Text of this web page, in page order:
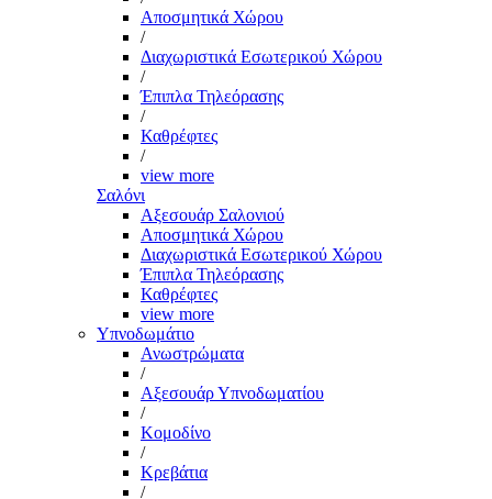
Αποσμητικά Χώρου
/
Διαχωριστικά Εσωτερικού Χώρου
/
Έπιπλα Τηλεόρασης
/
Καθρέφτες
/
view more
Σαλόνι
Αξεσουάρ Σαλονιού
Αποσμητικά Χώρου
Διαχωριστικά Εσωτερικού Χώρου
Έπιπλα Τηλεόρασης
Καθρέφτες
view more
Υπνοδωμάτιο
Ανωστρώματα
/
Αξεσουάρ Υπνοδωματίου
/
Κομοδίνο
/
Κρεβάτια
/